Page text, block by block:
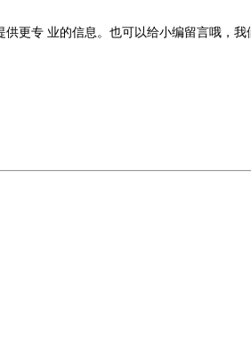
更专 业的信息。也可以给小编留言哦，我